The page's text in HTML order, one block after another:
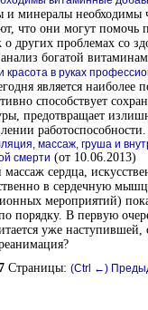
минералы необходимы
что они могут помочь
о других проблемах со
богатой
красота в руках
является
способствует
предотвращает
работоспособности.
массаж, груша и
смерти (от 10.06.2013)
сердца,
в сердечную
мероприятий)
порядку. В первую
уже наступившей,
Страницы: (Ctrl ←)